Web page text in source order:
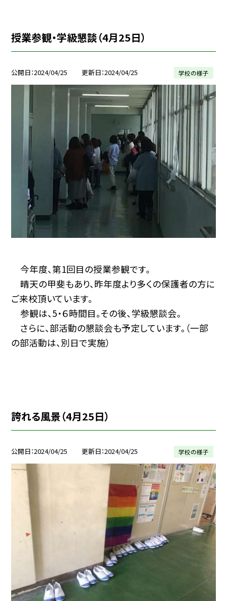
授業参観・学級懇談（4月25日）
公開日 2024/04/25 更新日 2024/04/25 学校の様子
今年度、第1回目の授業参観です。
晴天の甲斐もあり、昨年度より多くの保護者の方に
ご来校頂いています。
参観は、5・６時間目。その後、学級懇談会。
さらに、部活動の懇談会も予定しています。（一部
の部活動は、別日で実施）
誇れる風景（4月25日）
公開日 2024/04/25 更新日 2024/04/25 学校の様子